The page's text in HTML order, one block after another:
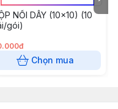
NỐI DÂY (10x10) (10
gói)
Chọn mua